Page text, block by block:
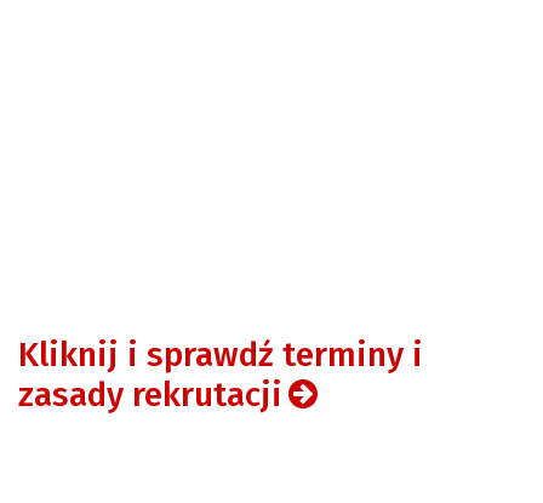
Kliknij i sprawdź terminy i
zasady rekrutacji